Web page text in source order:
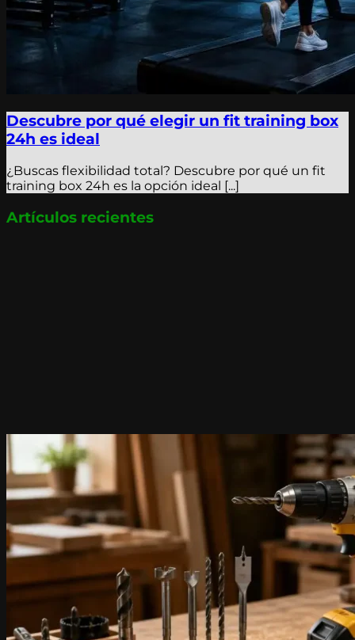
Descubre por qué elegir un fit training box
24h es ideal
¿Buscas flexibilidad total? Descubre por qué un fit
training box 24h es la opción ideal [...]
Artículos recientes